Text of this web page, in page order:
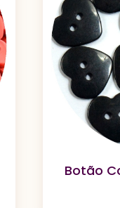
Botão